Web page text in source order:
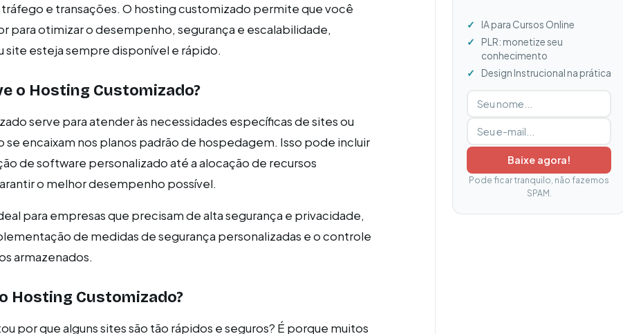
e transações. O hosting customizado permite que você
para otimizar o desempenho, segurança e escalabilidade,
site esteja sempre disponível e rápido.
o Hosting Customizado?
serve para atender às necessidades específicas de sites ou
se encaixam nos planos padrão de hospedagem. Isso pode incluir
de software personalizado até a alocação de recursos
o melhor desempenho possível.
para empresas que precisam de alta segurança e privacidade,
de medidas de segurança personalizadas e o controle
armazenados.
Hosting Customizado?
por que alguns sites são tão rápidos e seguros? É porque muitos
IA para Cursos Online
PLR: monetize seu
conhecimento
Design Instrucional na prática
Digite seu nome
Digite seu e-mail
Baixe agora!
Pode ficar tranquilo, não fazemos
SPAM.